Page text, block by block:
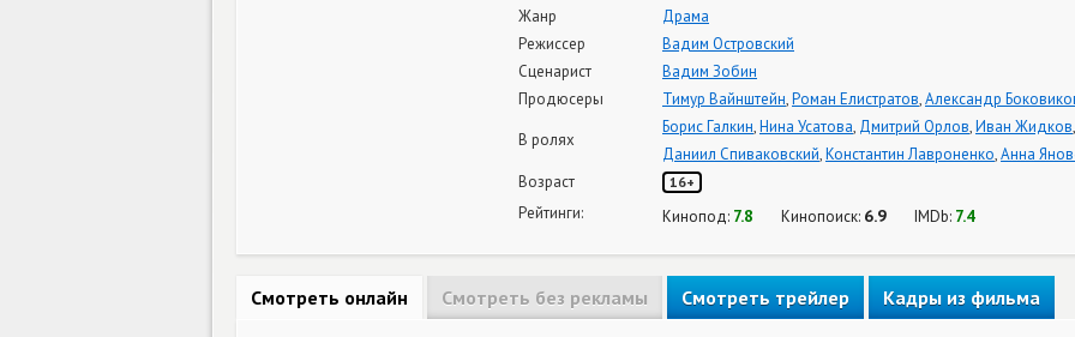
Жанр
Драма
Режиссер
Вадим Островский
Сценарист
Вадим Зобин
Продюсеры
Тимур Вайнштейн,Роман Елистратов,Александр
В ролях
Борис Галкин,Нина Усатова, Дмитрий Орлов,Иван Жидков
Даниил Спиваковский,Константин Лавроненко,Анна
Возраст
16+
Рейтинги: Кинопод: 7.8 Кинопоиск: 6.9 IMDb: 7.4
Смотреть онлайн Смотреть без рекламы Смотреть трейлер Кадры из фильма